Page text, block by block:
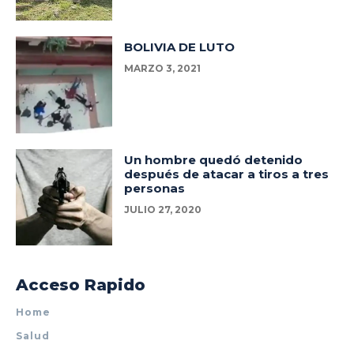
BOLIVIA DE LUTO
MARZO 3, 2021
Un hombre quedó detenido
después de atacar a tiros a tres
personas
JULIO 27, 2020
Acceso Rapido
Home
Salud